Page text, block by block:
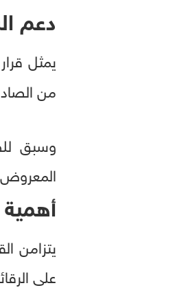
دعم
يمثل
من
وسبق
المعروض
يتزامن
على